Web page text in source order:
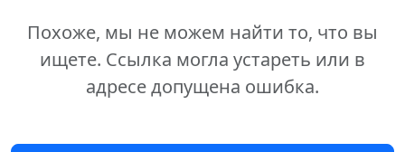
Похоже, мы не можем найти то, что вы
ищете. Ссылка могла устареть или в
адресе допущена ошибка.